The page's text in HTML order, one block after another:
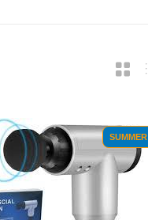
SUMMER